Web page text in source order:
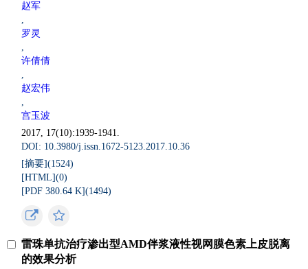
赵军
,
罗灵
,
许倩倩
,
赵宏伟
,
宫玉波
2017, 17(10):1939-1941.
DOI: 10.3980/j.issn.1672-5123.2017.10.36
[摘要](1524)
[HTML](0)
[PDF 380.64 K](1494)
雷珠单抗治疗渗出型AMD伴浆液性视网膜色素上皮脱离
的效果分析